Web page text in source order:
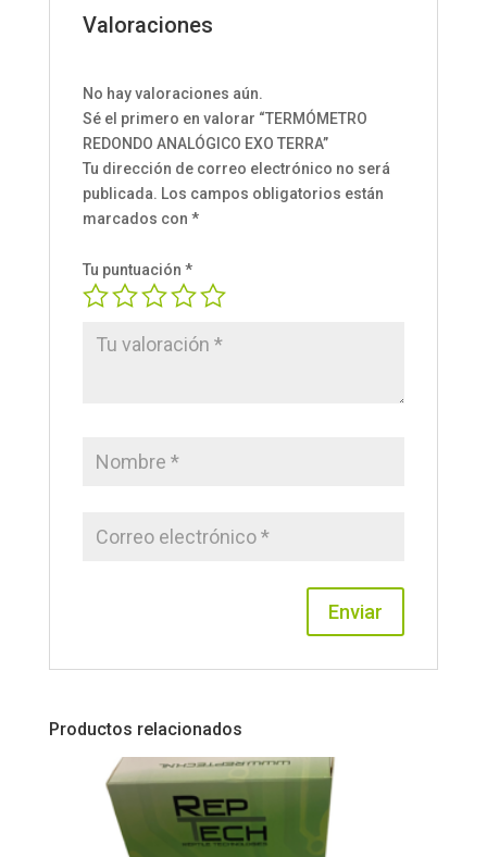
Valoraciones
No hay valoraciones aún.
Sé el primero en valorar “TERMÓMETRO
REDONDO ANALÓGICO EXO TERRA”
Tu dirección de correo electrónico no será
publicada. Los campos obligatorios están
marcados con *
Tu puntuación *
Productos relacionados